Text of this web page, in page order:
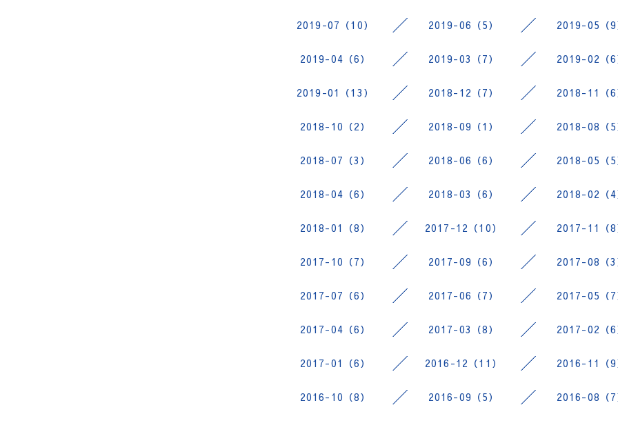
2019-07（10） 2019-06（5） 2019-05（9
2019-04（6） 2019-03（7） 2019-02（6
2019-01（13） 2018-12（7） 2018-11（6
2018-10（2） 2018-09（1） 2018-08（5
2018-07（3） 2018-06（6） 2018-05（5
2018-04（6） 2018-03（6） 2018-02（4
2018-01（8） 2017-12（10） 2017-11（8
2017-10（7） 2017-09（6） 2017-08（3
2017-07（6） 2017-06（7） 2017-05（7
2017-04（6） 2017-03（8） 2017-02（6
2017-01（6） 2016-12（11） 2016-11（9
2016-10（8） 2016-09（5） 2016-08（7